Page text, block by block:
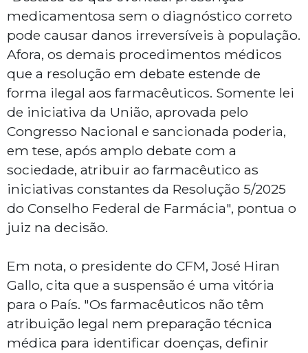
medicamentosa sem o diagnóstico correto
pode causar danos irreversíveis à população.
Afora, os demais procedimentos médicos
que a resolução em debate estende de
forma ilegal aos farmacêuticos. Somente lei
de iniciativa da União, aprovada pelo
Congresso Nacional e sancionada poderia,
em tese, após amplo debate com a
sociedade, atribuir ao farmacêutico as
iniciativas constantes da Resolução 5/2025
do Conselho Federal de Farmácia", pontua o
juiz na decisão.
Em nota, o presidente do CFM, José Hiran
Gallo, cita que a suspensão é uma vitória
para o País. "Os farmacêuticos não têm
atribuição legal nem preparação técnica
médica para identificar doenças, definir